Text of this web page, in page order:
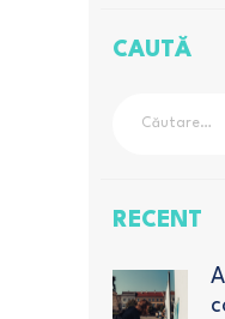
CAUTĂ
după:
RECENT